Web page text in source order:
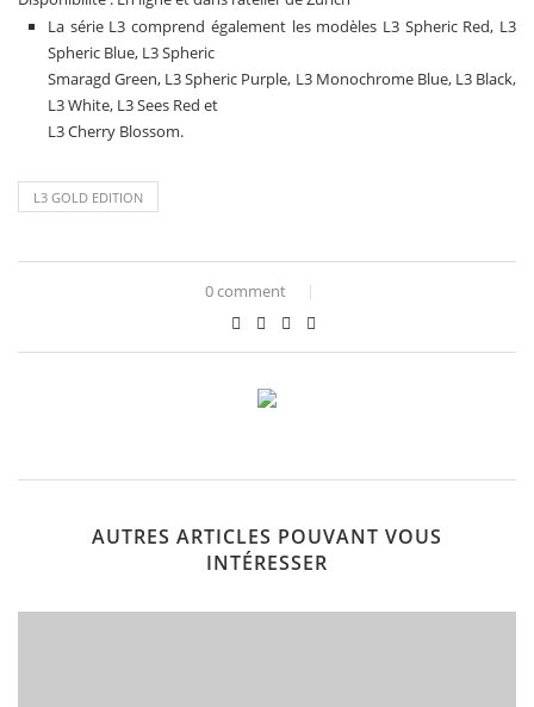
La série L3 comprend également les modèles L3 Spheric Red, L3
Spheric Blue, L3 Spheric
Smaragd Green, L3 Spheric Purple, L3 Monochrome Blue, L3 Black,
L3 White, L3 Sees Red et
L3 Cherry Blossom.
L3 GOLD EDITION
0 comment
AUTRES ARTICLES POUVANT VOUS
INTÉRESSER